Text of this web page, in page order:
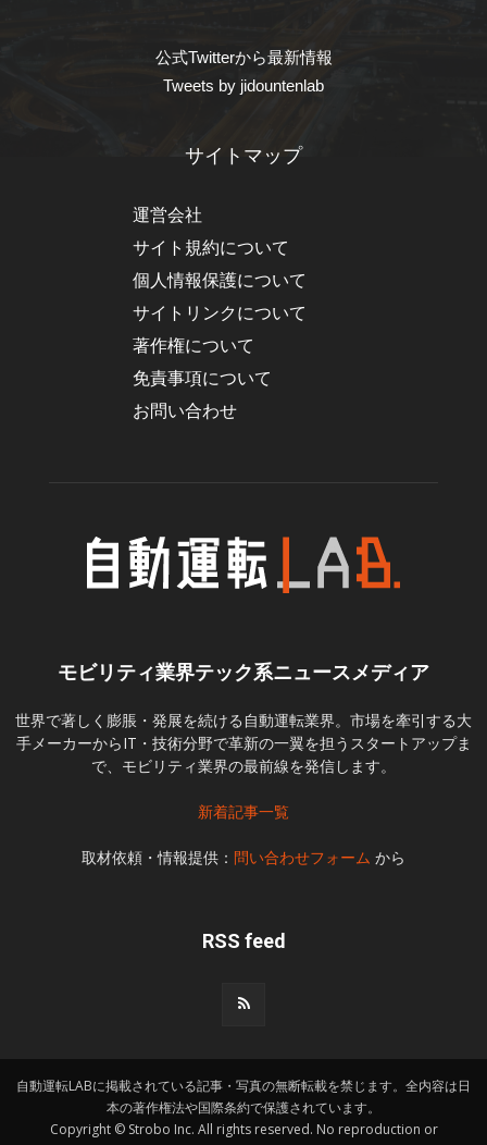
公式Twitterから最新情報
Tweets by jidountenlab
サイトマップ
運営会社
サイト規約について
個人情報保護について
サイトリンクについて
著作権について
免責事項について
お問い合わせ
モビリティ業界テック系ニュースメディア
世界で著しく膨脹・発展を続ける自動運転業界。市場を牽引する大
手メーカーからIT・技術分野で革新の一翼を担うスタートアップま
で、モビリティ業界の最前線を発信します。
新着記事一覧
取材依頼・情報提供： 問い合わせフォーム から
RSS feed
自動運転LABに掲載されている記事・写真の無断転載を禁じます。全内容は日
本の著作権法や国際条約で保護されています。
Copyright © Strobo Inc. All rights reserved. No reproduction or